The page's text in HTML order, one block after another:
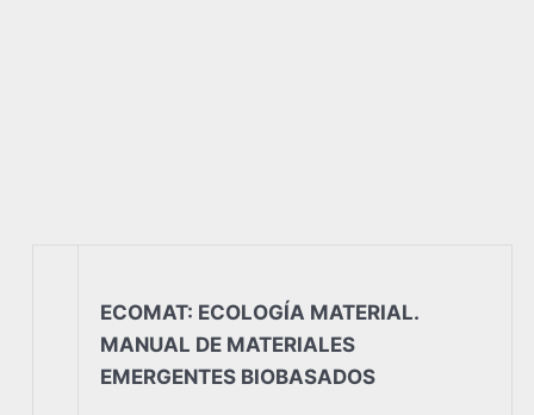
ECOMAT: ECOLOGÍA MATERIAL.
MANUAL DE MATERIALES
EMERGENTES BIOBASADOS